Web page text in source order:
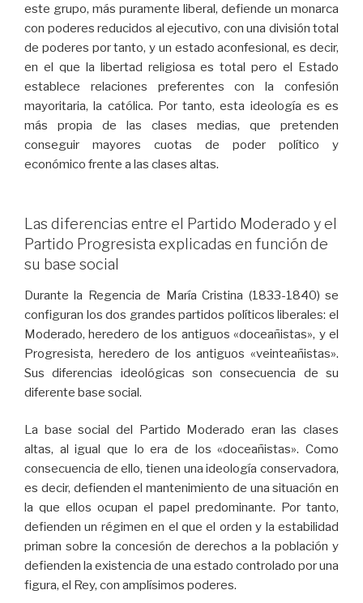
este grupo, más puramente liberal, defiende un monarca
con poderes reducidos al ejecutivo, con una división total
de poderes por tanto, y un estado aconfesional, es decir,
en el que la libertad religiosa es total pero el Estado
establece relaciones preferentes con la confesión
mayoritaria, la católica. Por tanto, esta ideología es es
más propia de las clases medias, que pretenden
conseguir mayores cuotas de poder político y
económico frente a las clases altas.
Las diferencias entre el Partido Moderado y el
Partido Progresista explicadas en función de
su base social
Durante la Regencia de María Cristina (1833-1840) se
configuran los dos grandes partidos políticos liberales: el
Moderado, heredero de los antiguos «doceañistas», y el
Progresista, heredero de los antiguos «veinteañistas».
Sus diferencias ideológicas son consecuencia de su
diferente base social.
La base social del Partido Moderado eran las clases
altas, al igual que lo era de los «doceañistas». Como
consecuencia de ello, tienen una ideología conservadora,
es decir, defienden el mantenimiento de una situación en
la que ellos ocupan el papel predominante. Por tanto,
defienden un régimen en el que el orden y la estabilidad
priman sobre la concesión de derechos a la población y
defienden la existencia de una estado controlado por una
figura, el Rey, con amplísimos poderes.